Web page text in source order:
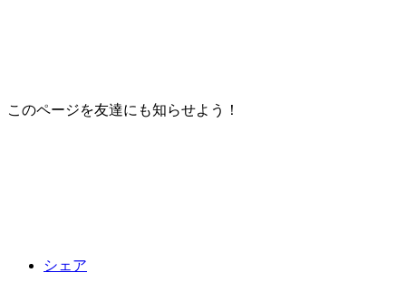
このページを友達にも知らせよう！
シェア